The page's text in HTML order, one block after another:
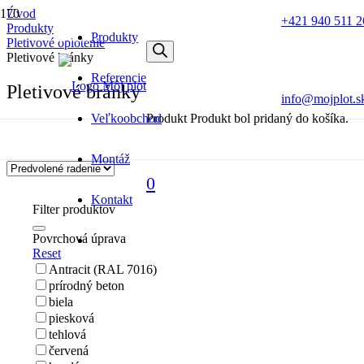
Bohatý výber plotov a brán za skvelé ceny!
+421 940 511
Produkt Produkt bol pridaný do košíka.
0
Produkty
Referencie
Veľkoobchod
Montáž
Kontakt
Úvod
Produkty
Pletivové oplotenie
Pletivové bránky
Pletivové bránky
Filter produktov
Povrchová úprava
Reset
Antracit (RAL 7016)
prírodný beton
biela
piesková
tehlová
červená